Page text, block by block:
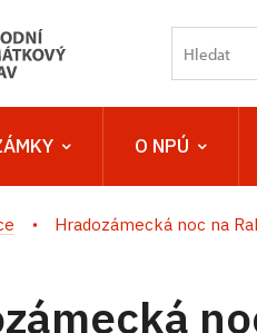
O NPÚ
Hradozámecká noc na